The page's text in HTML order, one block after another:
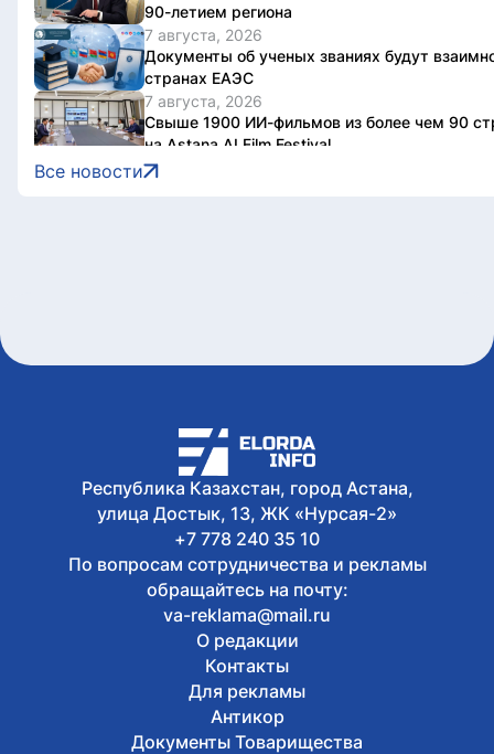
90-летием региона
7 августа, 2026
Документы об ученых званиях будут
странах ЕАЭС
7 августа, 2026
Свыше 1900 ИИ-фильмов из более чем 90
на Astana AI Film Festival
7 августа, 2026
приготовили для гостей Comic Con Astana
Все новости
Республика Казахстан, город Астана,
улица Достык, 13, ЖК «Нурсая-2»
+7 778 240 35 10
По вопросам сотрудничества и рекламы
обращайтесь на почту:
va-reklama@mail.ru
О редакции
Контакты
Для рекламы
Антикор
Документы Товарищества